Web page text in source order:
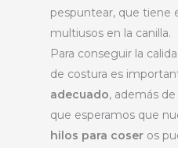
pespuntear, que tiene
multiusos en la canilla.
Para conseguir la
de costura es
adecuado, además
que esperamos que
hilos para coseros